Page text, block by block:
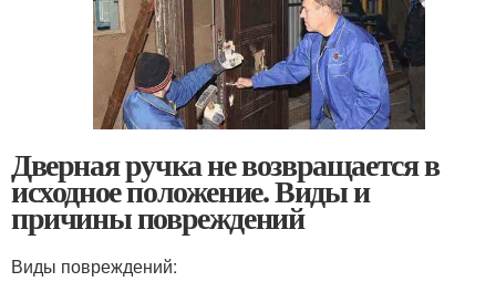
Дверная ручка не возвращается в
исходное положение. Виды и
причины повреждений
Виды повреждений: